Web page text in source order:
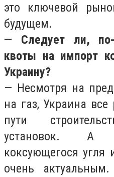
это ключевой
будущем.
— Следует ли, по-
квоты на импорт
Украину?
— Несмотря на
на газ, Украина
пути
установок. А
коксующегося угля
очень